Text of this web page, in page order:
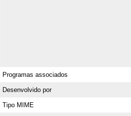
Programas associados
Desenvolvido por
Tipo MIME